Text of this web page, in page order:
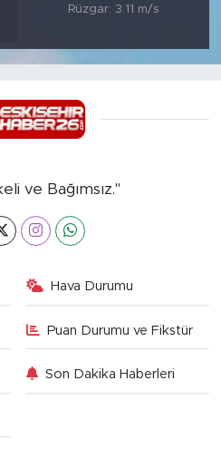
Rüzgar: 3.11 m/s
ve Bağımsız."
Hava Durumu
Puan Durumu ve Fikstür
Son Dakika Haberleri